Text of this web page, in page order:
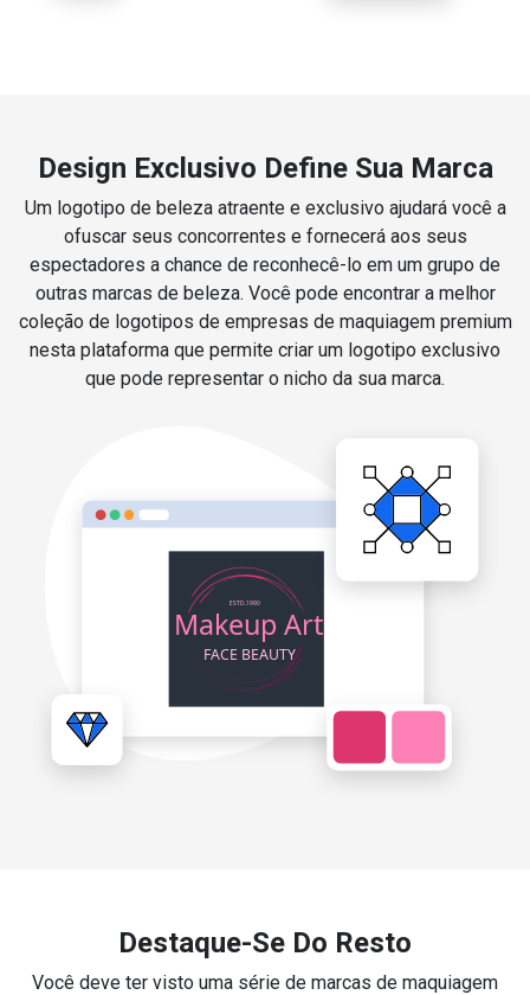
Design Exclusivo Define Sua Marca
Um logotipo de beleza atraente e exclusivo ajudará você a
ofuscar seus concorrentes e fornecerá aos seus
espectadores a chance de reconhecê-lo em um grupo de
outras marcas de beleza. Você pode encontrar a melhor
coleção de logotipos de empresas de maquiagem premium
nesta plataforma que permite criar um logotipo exclusivo
que pode representar o nicho da sua marca.
Destaque-Se Do Resto
Você deve ter visto uma série de marcas de maquiagem